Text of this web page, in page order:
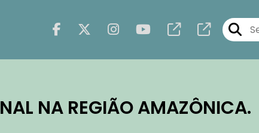
NA REGIÃO AMAZÔNICA.